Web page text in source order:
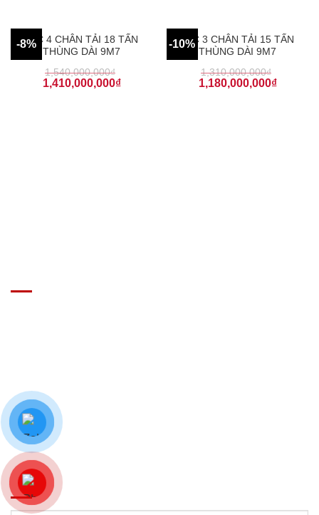
-8%JAC 4 CHÂN TẢI 18 TẤN
THÙNG DÀI 9M7
1,540,000,000₫
1,410,000,000₫
-10%JAC 3 CHÂN TẢI 15 TẤN
THÙNG DÀI 9M7
1,310,000,000₫
1,180,000,000₫
ĐĂNG KÝ TƯ VẤN